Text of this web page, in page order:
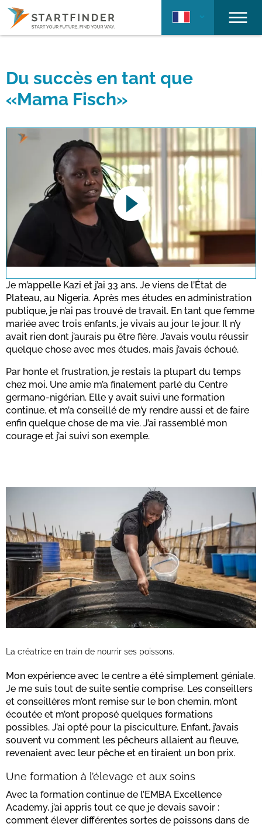
Du succès en tant que
«Mama Fisch»
This link opens a YouTube video. Please
note the data protection regulations valid
Confirmer
Je m’appelle Kazi et j’ai 33 ans. Je viens de l’État de
Plateau, au Nigeria. Après mes études en administration
publique, je n’ai pas trouvé de travail. En tant que femme
mariée avec trois enfants, je vivais au jour le jour. Il n’y
avait rien dont j’aurais pu être fière. J’avais voulu réussir
quelque chose avec mes études, mais j’avais échoué.
Par honte et frustration, je restais la plupart du temps
chez moi. Une amie m’a finalement parlé du Centre
germano-nigérian. Elle y avait suivi une formation
continue. et m’a conseillé de m’y rendre aussi et de faire
enfin quelque chose de ma vie. J’ai rassemblé mon
courage et j’ai suivi son exemple.
La créatrice en train de nourrir ses poissons.
Mon expérience avec le centre a été simplement géniale.
Je me suis tout de suite sentie comprise. Les conseillers
et conseillères m’ont remise sur le bon chemin, m’ont
écoutée et m’ont proposé quelques formations
possibles. J’ai opté pour la pisciculture. Enfant, j’avais
souvent vu comment les pêcheurs allaient au fleuve,
revenaient avec leur pêche et en tiraient un bon prix.
Une formation à l’élevage et aux soins
Avec la formation continue de l’EMBA Excellence
Academy, j’ai appris tout ce que je devais savoir :
comment élever différentes sortes de poissons dans de